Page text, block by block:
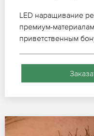
LED наращивание
премиум-
приветственным